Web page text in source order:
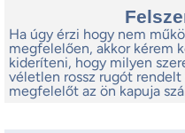
Ha úgy érzi hogy nem
megfelelően, akkor kérem
kideríteni, hogy milyen
véletlen rossz rugót
megfelelőt az ön kapuja